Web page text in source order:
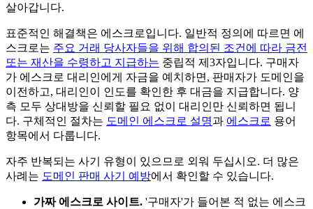
살아갑니다.
표준적인 해결책은 에스크로입니다. 일반적 정의에 따르면 에
스크로는 주요 거래 당사자들을 위해 합의된 조건에 따라 금전
또는 재산을 수령하고 지급하는 중립적 제3자입니다. 구매자
가 에스크로 대리인에게 자금을 예치하면, 판매자가 도메인을
이전하고, 대리인이 인도를 확인한 후 대금을 지급합니다. 양
측 모두 상대방을 신뢰할 필요 없이 대리인만 신뢰하면 됩니
다. 구체적인 절차는 도메인 에스크로 설명과 에스크로 용어
항목에서 다룹니다.
자주 반복되는 사기 유형이 있으므로 외워 두십시오. 더 많은
사례는 도메인 판매 사기 예방에서 확인할 수 있습니다.
가짜 에스크로 사이트. '구매자'가 들어본 적 없는 에스크